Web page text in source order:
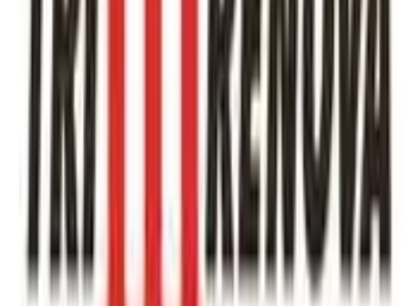
MBS Bau GmbH
MBS Bau GmbH est une entreprise de construction
située à Kloten, précisément au 32, Am Balsberg.
Spécialisée dans le secteur de la construction, cette...
Specogna Bau AG est une entreprise de construction
établie à Kloten, située au 55 Steinackerstrasse, 8302
Kloten. Spécialisée dans le secteur de la co...